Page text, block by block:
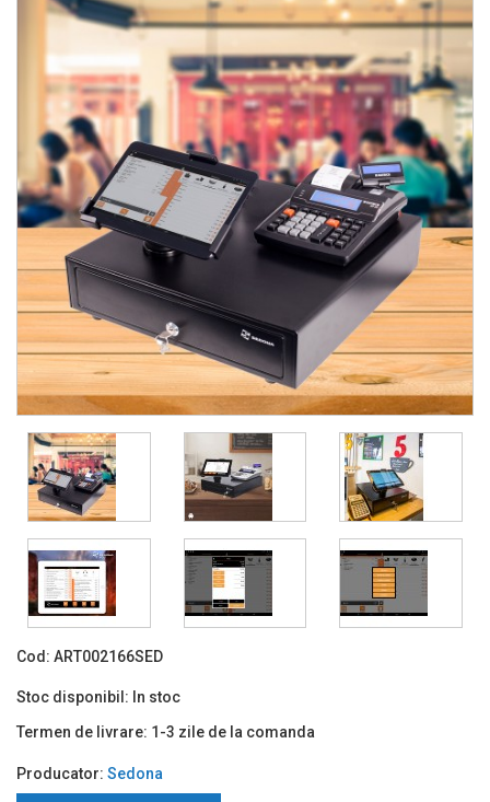
Cod: ART002166SED
Stoc disponibil: In stoc
Termen de livrare: 1-3 zile de la comanda
Producator: Sedona